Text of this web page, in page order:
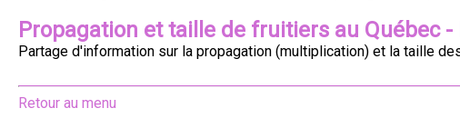
Propagation et taille de fruitiers au Québec -
Partage d'information sur la propagation (multiplication) et la taille
Retour au menu